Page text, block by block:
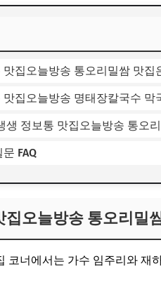
맛집오늘방송 통오리밀쌈 맛집
맛집오늘방송 명태장칼국수 막
생 정보통 맛집오늘방송 통오
FAQ
집오늘방송 통오리밀
코너에서는 가수 임주리와